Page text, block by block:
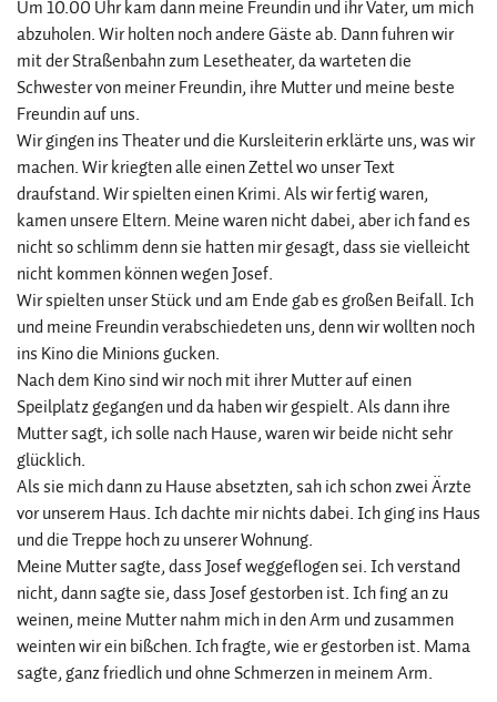
Um 10.00 Uhr kam dann meine Freundin und ihr Vater, um mich
abzuholen. Wir holten noch andere Gäste ab. Dann fuhren wir
mit der Straßenbahn zum Lesetheater, da warteten die
Schwester von meiner Freundin, ihre Mutter und meine beste
Freundin auf uns.
Wir gingen ins Theater und die Kursleiterin erklärte uns, was wir
machen. Wir kriegten alle einen Zettel wo unser Text
draufstand. Wir spielten einen Krimi. Als wir fertig waren,
kamen unsere Eltern. Meine waren nicht dabei, aber ich fand es
nicht so schlimm denn sie hatten mir gesagt, dass sie vielleicht
nicht kommen können wegen Josef.
Wir spielten unser Stück und am Ende gab es großen Beifall. Ich
und meine Freundin verabschiedeten uns, denn wir wollten noch
ins Kino die Minions gucken.
Nach dem Kino sind wir noch mit ihrer Mutter auf einen
Speilplatz gegangen und da haben wir gespielt. Als dann ihre
Mutter sagt, ich solle nach Hause, waren wir beide nicht sehr
glücklich.
Als sie mich dann zu Hause absetzten, sah ich schon zwei Ärzte
vor unserem Haus. Ich dachte mir nichts dabei. Ich ging ins Haus
und die Treppe hoch zu unserer Wohnung.
Meine Mutter sagte, dass Josef weggeflogen sei. Ich verstand
nicht, dann sagte sie, dass Josef gestorben ist. Ich fing an zu
weinen, meine Mutter nahm mich in den Arm und zusammen
weinten wir ein bißchen. Ich fragte, wie er gestorben ist. Mama
sagte, ganz friedlich und ohne Schmerzen in meinem Arm.